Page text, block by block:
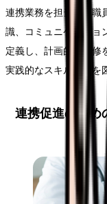
連携業務を担当する職
識、コミュニケーショ
定義し、計画的な研修
実践的なスキル向上を
連携促進のため